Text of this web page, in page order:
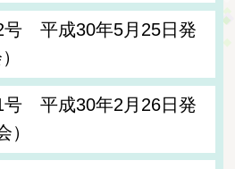
号 平成30年5月25日発
号 平成30年2月26日発
）